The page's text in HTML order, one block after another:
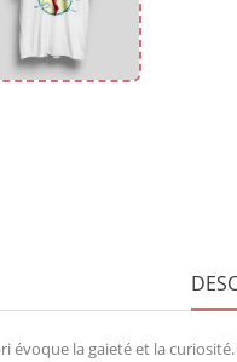
évoque la gaieté et la